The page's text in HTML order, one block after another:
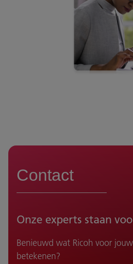
Contact
Onze experts staan
Benieuwd wat Ricoh voor
betekenen?